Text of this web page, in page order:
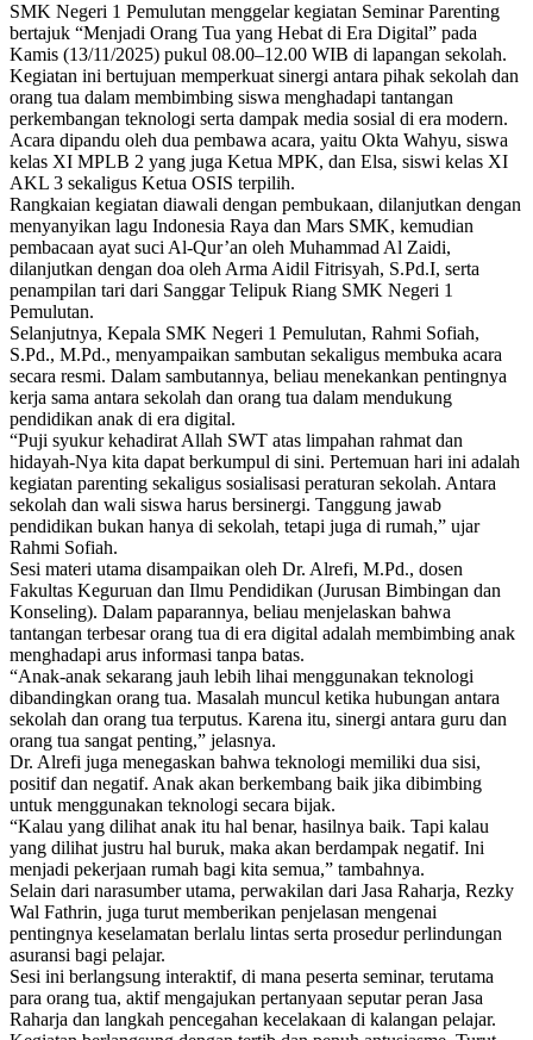
SMK Negeri 1 Pemulutan menggelar kegiatan Seminar Parenting
bertajuk “Menjadi Orang Tua yang Hebat di Era Digital” pada
Kamis (13/11/2025) pukul 08.00–12.00 WIB di lapangan sekolah.
Kegiatan ini bertujuan memperkuat sinergi antara pihak sekolah dan
orang tua dalam membimbing siswa menghadapi tantangan
perkembangan teknologi serta dampak media sosial di era modern.
Acara dipandu oleh dua pembawa acara, yaitu Okta Wahyu, siswa
kelas XI MPLB 2 yang juga Ketua MPK, dan Elsa, siswi kelas XI
AKL 3 sekaligus Ketua OSIS terpilih.
Rangkaian kegiatan diawali dengan pembukaan, dilanjutkan dengan
menyanyikan lagu Indonesia Raya dan Mars SMK, kemudian
pembacaan ayat suci Al-Qur’an oleh Muhammad Al Zaidi,
dilanjutkan dengan doa oleh Arma Aidil Fitrisyah, S.Pd.I, serta
penampilan tari dari Sanggar Telipuk Riang SMK Negeri 1
Pemulutan.
Selanjutnya, Kepala SMK Negeri 1 Pemulutan, Rahmi Sofiah,
S.Pd., M.Pd., menyampaikan sambutan sekaligus membuka acara
secara resmi. Dalam sambutannya, beliau menekankan pentingnya
kerja sama antara sekolah dan orang tua dalam mendukung
pendidikan anak di era digital.
“Puji syukur kehadirat Allah SWT atas limpahan rahmat dan
hidayah-Nya kita dapat berkumpul di sini. Pertemuan hari ini adalah
kegiatan parenting sekaligus sosialisasi peraturan sekolah. Antara
sekolah dan wali siswa harus bersinergi. Tanggung jawab
pendidikan bukan hanya di sekolah, tetapi juga di rumah,” ujar
Rahmi Sofiah.
Sesi materi utama disampaikan oleh Dr. Alrefi, M.Pd., dosen
Fakultas Keguruan dan Ilmu Pendidikan (Jurusan Bimbingan dan
Konseling). Dalam paparannya, beliau menjelaskan bahwa
tantangan terbesar orang tua di era digital adalah membimbing anak
menghadapi arus informasi tanpa batas.
“Anak-anak sekarang jauh lebih lihai menggunakan teknologi
dibandingkan orang tua. Masalah muncul ketika hubungan antara
sekolah dan orang tua terputus. Karena itu, sinergi antara guru dan
orang tua sangat penting,” jelasnya.
Dr. Alrefi juga menegaskan bahwa teknologi memiliki dua sisi,
positif dan negatif. Anak akan berkembang baik jika dibimbing
untuk menggunakan teknologi secara bijak.
“Kalau yang dilihat anak itu hal benar, hasilnya baik. Tapi kalau
yang dilihat justru hal buruk, maka akan berdampak negatif. Ini
menjadi pekerjaan rumah bagi kita semua,” tambahnya.
Selain dari narasumber utama, perwakilan dari Jasa Raharja, Rezky
Wal Fathrin, juga turut memberikan penjelasan mengenai
pentingnya keselamatan berlalu lintas serta prosedur perlindungan
asuransi bagi pelajar.
Sesi ini berlangsung interaktif, di mana peserta seminar, terutama
para orang tua, aktif mengajukan pertanyaan seputar peran Jasa
Raharja dan langkah pencegahan kecelakaan di kalangan pelajar.